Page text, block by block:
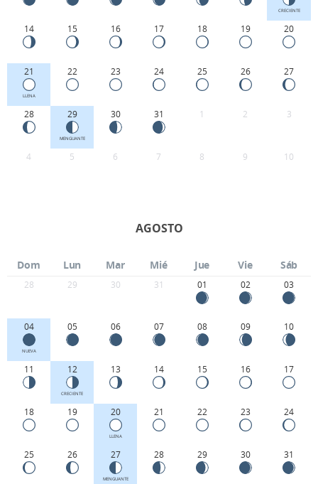
CRECIENTE
14 15 16 17 18 19 20
21
LLENA
22 23 24 25 26 27
28 29
MENGUANTE
30 31 1 2 3
4 5 6 7 8 9 10
AGOSTO
Dom Lun Mar Mié Jue Vie Sáb
28 29 30 31 01 02 03
04
NUEVA
05 06 07 08 09 10
11 12
CRECIENTE
13 14 15 16 17
18 19 20
LLENA
21 22 23 24
25 26 27
MENGUANTE
28 29 30 31